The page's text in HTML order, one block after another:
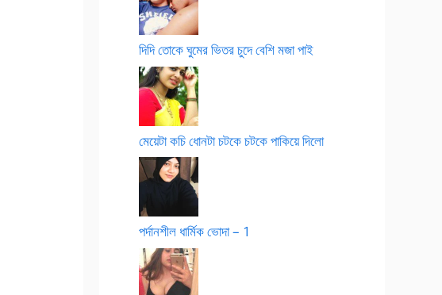
দিদি তোকে ঘুমের ভিতর চুদে বেশি মজা পাই
মেয়েটা কচি ধোনটা চটকে চটকে পাকিয়ে দিলো
পর্দানশীল ধার্মিক ভোদা – 1